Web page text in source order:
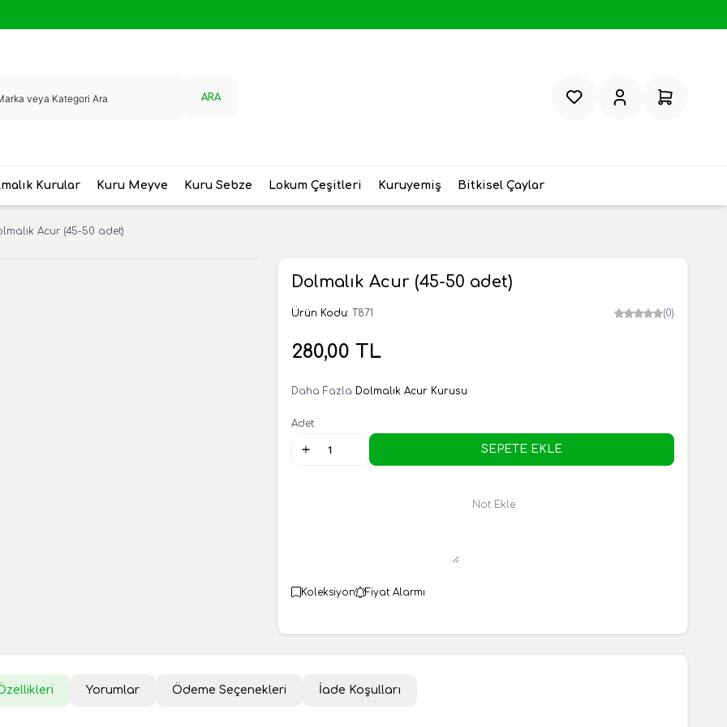
ARA FavorilerimHesabım Sepetim
Kurular Kuru Meyve Kuru Sebze Lokum Çeşitleri Kuruyemiş Bitkisel Çaylar
Acur (45-50 adet)
Dolmalık Acur (45-50 adet)
Ürün Kodu: T871 (0)
280,00 TL
Daha Fazla Dolmalık Acur Kurusu
Adet
SEPETE EKLE
Not Ekle
Koleksiyon Fiyat Alarmı
Yorumlar Ödeme Seçenekleri İade Koşulları